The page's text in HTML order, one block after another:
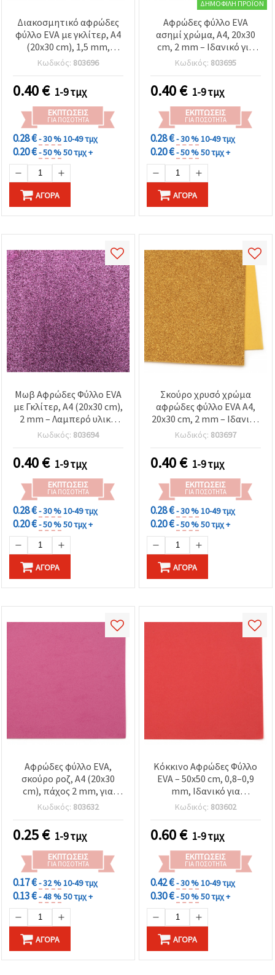
Διακοσμητικό αφρώδες
φύλλο EVA με γκλίτερ, A4
(20x30 cm), 1,5 mm,
μαύρο, για χειροτεχνίες &
σκραπμπούκινγκ
Κωδικός: 803696
0.40€ 1-9 τμχ
ΕΚΠΤΏΣΕΙΣ
ΓΙΑ ΠΟΣΌΤΗΤΑ
0.28 €- 30 %10-49 τμχ
0.20 €- 50 %50 τμχ +
ΑΓΟΡΆ
ΔΗΜΟΦΙΛΉ ΠΡΟΪΌΝ
Αφρώδες φύλλο EVA
ασημί χρώμα, A4, 20x30
cm, 2 mm – Ιδανικό για
λαμπερό scrapbooking
και δημιουργικές
χειροτεχνίες DIY
Κωδικός: 803695
0.40€ 1-9 τμχ
ΕΚΠΤΏΣΕΙΣ
ΓΙΑ ΠΟΣΌΤΗΤΑ
0.28 €- 30 %10-49 τμχ
0.20 €- 50 %50 τμχ +
ΑΓΟΡΆ
Μωβ Αφρώδες Φύλλο EVA
με Γκλίτερ, A4 (20x30 cm),
2 mm – Λαμπερό υλικό
για scrapbooking,
διακόσμηση, κάρτες,
προσκλήσεις και DIY
κατασκευές
Κωδικός: 803694
0.40€ 1-9 τμχ
ΕΚΠΤΏΣΕΙΣ
ΓΙΑ ΠΟΣΌΤΗΤΑ
0.28 €- 30 %10-49 τμχ
0.20 €- 50 %50 τμχ +
ΑΓΟΡΆ
Σκούρο χρυσό χρώμα
αφρώδες φύλλο EVA A4,
20x30 cm, 2 mm – Ιδανικό
για δημιουργικό
scrapbooking &
διακοσμητικές
χειροτεχνίες DIY
Κωδικός: 803697
0.40€ 1-9 τμχ
ΕΚΠΤΏΣΕΙΣ
ΓΙΑ ΠΟΣΌΤΗΤΑ
0.28 €- 30 %10-49 τμχ
0.20 €- 50 %50 τμχ +
ΑΓΟΡΆ
Αφρώδες φύλλο EVA,
σκούρο ροζ, A4 (20x30
cm), πάχος 2 mm, για
scrapbooking &
χειροτεχνίες
Κωδικός: 803632
0.25€ 1-9 τμχ
ΕΚΠΤΏΣΕΙΣ
ΓΙΑ ΠΟΣΌΤΗΤΑ
0.17 €- 32 %10-49 τμχ
0.13 €- 48 %50 τμχ +
ΑΓΟΡΆ
Κόκκινο Αφρώδες Φύλλο
EVA – 50x50 cm, 0,8–0,9
mm, Ιδανικό για
δημιουργικές
χειροτεχνίες DIY,
διακόσμηση και
χειροποίητες κατασκευές
Κωδικός: 803602
0.60€ 1-9 τμχ
ΕΚΠΤΏΣΕΙΣ
ΓΙΑ ΠΟΣΌΤΗΤΑ
0.42 €- 30 %10-49 τμχ
0.30 €- 50 %50 τμχ +
ΑΓΟΡΆ